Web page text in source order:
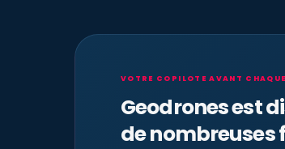
VOTRE COPILOTE AVANT
Geodrones est
de